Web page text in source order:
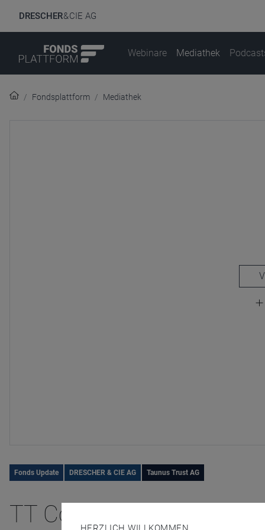
DRESCHER& CIE AG
Webinare Mediathek
Fondsplattform Mediathek
Fonds Update DRESCHER & CIE AG Taunus Trust AG
TT Contrarian Global: